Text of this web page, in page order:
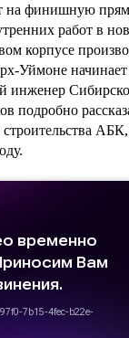
на финишную
работ в
корпусе
Уймоне начинает
инженер
подробно
строительства